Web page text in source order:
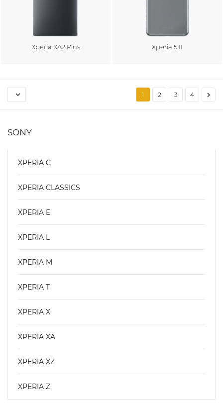
SONY
XPERIA C
XPERIA CLASSICS
XPERIA E
XPERIA L
XPERIA M
XPERIA T
XPERIA X
XPERIA XA
XPERIA XZ
XPERIA Z
Xperia XA2 Plus Xperia 5 II
 1 2 3 4 